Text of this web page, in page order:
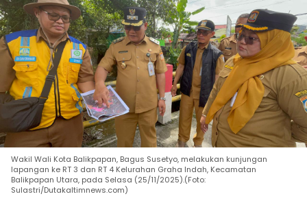
Wakil Wali Kota Balikpapan, Bagus Susetyo, melakukan kunjungan
lapangan ke RT 3 dan RT 4 Kelurahan Graha Indah, Kecamatan
Balikpapan Utara, pada Selasa (25/11/2025).(Foto:
Sulastri/Dutakaltimnews.com)